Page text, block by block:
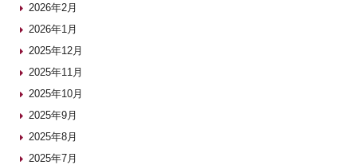
2026年2月
2026年1月
2025年12月
2025年11月
2025年10月
2025年9月
2025年8月
2025年7月